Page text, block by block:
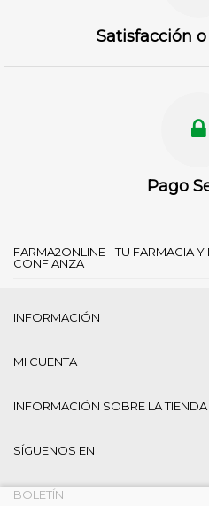
Satisfacción
Pago
FARMA2ONLINE - TU FARMACIA
CONFIANZA
INFORMACIÓN
MI CUENTA
INFORMACIÓN SOBRE LA TIENDA
SÍGUENOS EN
BOLETÍN